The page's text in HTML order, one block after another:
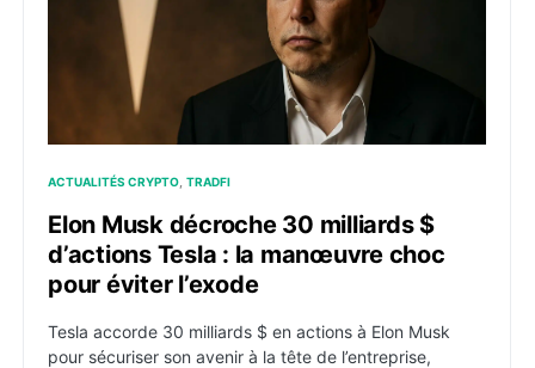
ACTUALITÉS CRYPTO TRADFI
Elon Musk décroche 30 milliards $
d’actions Tesla : la manœuvre choc
pour éviter l’exode
Tesla accorde 30 milliards $ en actions à Elon Musk
pour sécuriser son avenir à la tête de l’entreprise,